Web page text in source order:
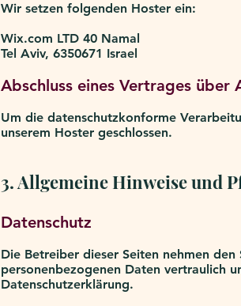
Wir setzen folgenden Hoster ein:
Wix.com LTD 40 Namal
Tel Aviv, 6350671 Israel
Abschluss eines Vertrages
Um die datenschutzkonforme
unserem Hoster geschlossen.
3. Allgemeine Hinweise und
Datenschutz
Die Betreiber dieser Seiten nehmen
personenbezogenen Daten vertraulich
Datenschutzerklärung.